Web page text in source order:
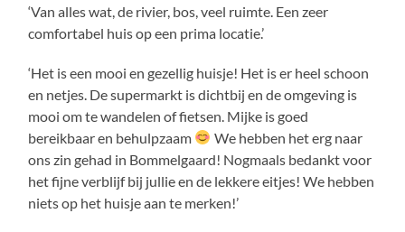
‘Van alles wat, de rivier, bos, veel ruimte. Een zeer
comfortabel huis op een prima locatie.’
‘Het is een mooi en gezellig huisje! Het is er heel schoon
en netjes. De supermarkt is dichtbij en de omgeving is
mooi om te wandelen of fietsen. Mijke is goed
bereikbaar en behulpzaam
We hebben het erg naar
ons zin gehad in Bommelgaard! Nogmaals bedankt voor
het fijne verblijf bij jullie en de lekkere eitjes! We hebben
niets op het huisje aan te merken!’